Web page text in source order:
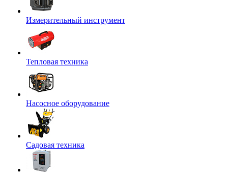
Измерительный инструмент
Тепловая техника
Насосное оборудование
Садовая техника